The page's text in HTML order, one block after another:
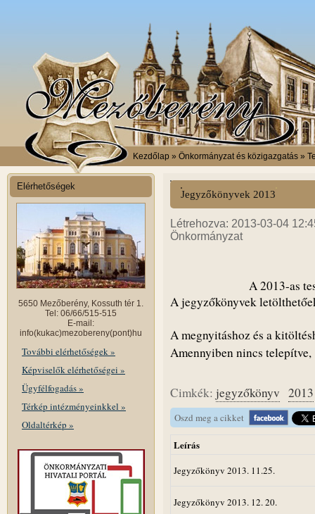
Kezdőlap » Önkormányzat és közigazgatás »
Elérhetőségek
5650 Mezőberény, Kossuth tér 1.
Tel: 06/66/515-515
E-mail:
info(kukac)mezobereny(pont)hu
További elérhetőségek »
Képviselők elérhetőségei »
Ügyfélfogadás »
Térkép intézményeinkkel »
Oldaltérkép »
Jegyzőkönyvek 2013
Létrehozva: 2013-03-04
Önkormányzat
A 2013-as
A jegyzőkönyvek
A megnyitáshoz és a
Amennyiben nincs
Cimkék: jegyzőkönyv 2013
Oszd meg a cikket
Leírás
Jegyzőkönyv 2013. 11.25.
Jegyzőkönyv 2013. 12. 20.